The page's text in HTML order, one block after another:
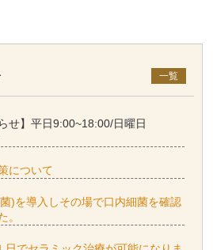
一覧
せ】平日9:00~18:00/日曜日
について
)を導入しその場で口内細菌を確認
。